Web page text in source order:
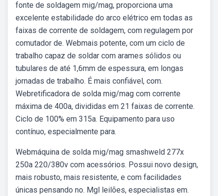
fonte de soldagem mig/mag, proporciona uma
excelente estabilidade do arco elétrico em todas as
faixas de corrente de soldagem, com regulagem por
comutador de. Webmais potente, com um ciclo de
trabalho capaz de soldar com arames sólidos ou
tubulares de até 1,6mm de espessura, em longas
jornadas de trabalho. É mais confiável, com.
Webretificadora de solda mig/mag com corrente
máxima de 400a, divididas em 21 faixas de corrente.
Ciclo de 100% em 315a. Equipamento para uso
contínuo, especialmente para.
Webmáquina de solda mig/mag smashweld 277x
250a 220/380v com acessórios. Possui novo design,
mais robusto, mais resistente, e com facilidades
únicas pensando no. Mgl leilões, especialistas em.